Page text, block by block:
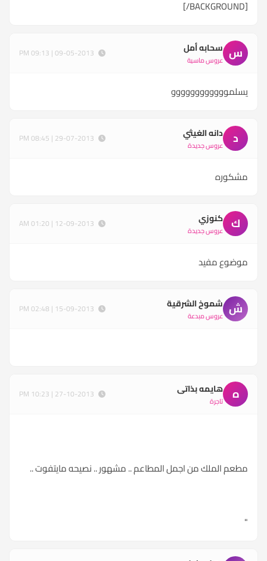
[/BACKGROUND]
س سحابه أمل
عروس ماسية
يسلموووووووووووو
د دانه الغيثي
عروس جديدة
مشكوره
ك كنوزي
عروس جديدة
موضوع مفيد
ش شموخ الشرقية
عروس مبدعة
ه هايمه بذاتى
تاجرة
مطعم الملك من اجمل المطاعم .. مشهور .. نصيحه مايتفوت ..
"